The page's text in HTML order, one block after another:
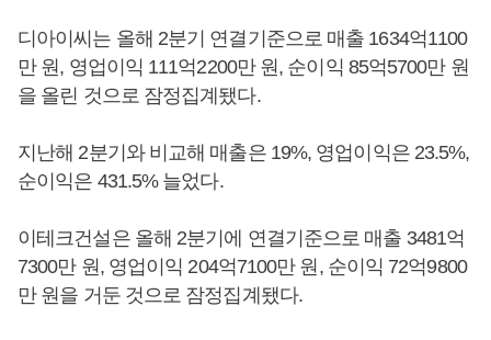
디아이씨는 올해 2분기 연결기준으로 매출 1634억1100
만 원, 영업이익 111억2200만 원, 순이익 85억5700만 원
을 올린 것으로 잠정집계됐다.
지난해 2분기와 비교해 매출은 19%, 영업이익은 23.5%,
순이익은 431.5% 늘었다.
이테크건설은 올해 2분기에 연결기준으로 매출 3481억
7300만 원, 영업이익 204억7100만 원, 순이익 72억9800
만 원을 거둔 것으로 잠정집계됐다.